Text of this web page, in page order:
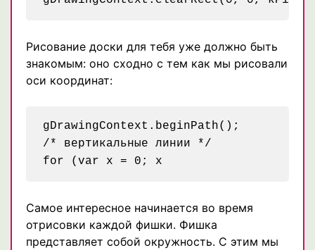
Рисование доски для тебя уже должно быть
знакомым: оно сходно с тем как мы рисовали
оси координат:
gDrawingContext.beginPath();
/* вертикальные линии */
Самое интересное начинается во время
отрисовки каждой фишки. Фишка
представляет собой окружность. С этим мы